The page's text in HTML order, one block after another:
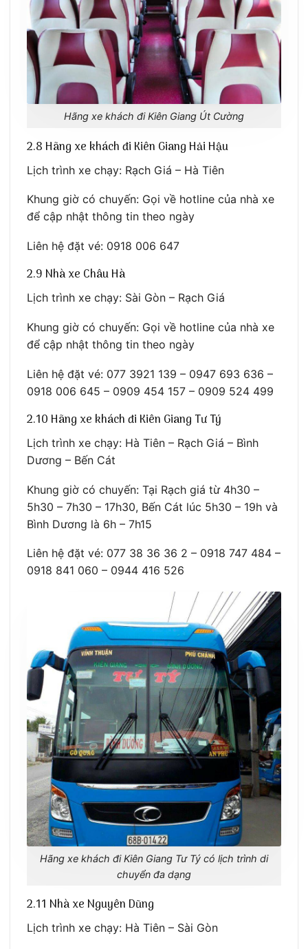
Hãng xe khách đi Kiên Giang Út Cường
2.8 Hãng xe khách đi Kiên Giang Hải Hậu
Lịch trình xe chạy: Rạch Giá – Hà Tiên
Khung giờ có chuyến: Gọi về hotline của nhà xe
để cập nhật thông tin theo ngày
Liên hệ đặt vé: 0918 006 647
2.9 Nhà xe Châu Hà
Lịch trình xe chạy: Sài Gòn – Rạch Giá
Khung giờ có chuyến: Gọi về hotline của nhà xe
để cập nhật thông tin theo ngày
Liên hệ đặt vé: 077 3921 139 – 0947 693 636 –
0918 006 645 – 0909 454 157 – 0909 524 499
2.10 Hãng xe khách đi Kiên Giang Tư Tý
Lịch trình xe chạy: Hà Tiên – Rạch Giá – Bình
Dương – Bến Cát
Khung giờ có chuyến: Tại Rạch giá từ 4h30 –
5h30 – 7h30 – 17h30, Bến Cát lúc 5h30 – 19h và
Bình Dương là 6h – 7h15
Liên hệ đặt vé: 077 38 36 36 2 – 0918 747 484 –
0918 841 060 – 0944 416 526
Hãng xe khách đi Kiên Giang Tư Tý có lịch trình di
chuyển đa dạng
2.11 Nhà xe Nguyên Dũng
Lịch trình xe chạy: Hà Tiên – Sài Gòn